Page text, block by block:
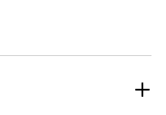
l'équipement fiable à
à la rouille et à
pas être utilisés pour les